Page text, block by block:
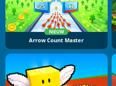
NIEUW
Arrow Count Master